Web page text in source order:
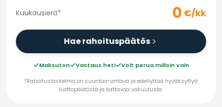
Kuukausierä* 0 €/kk
Hae rahoituspäätös
Maksuton Vastaus heti
Voit perua milloin vain
*Rahoituslaskelma on suuntaa-antava ja edellyttää hyväksyttyä
luottopäätöstä ja kattavaa vakuutusta.